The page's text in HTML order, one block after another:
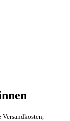
Versandkosten,